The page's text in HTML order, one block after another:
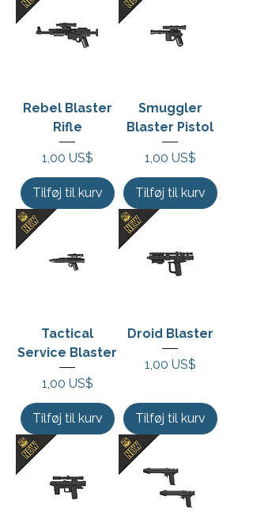
Rebel Blaster
Rifle
Pris
1,00 US$
Tilføj til kurv
Smuggler
Blaster Pistol
Pris
1,00 US$
Tilføj til kurv
Tactical
Service Blaster
Pris
1,00 US$
Tilføj til kurv
Droid Blaster
Pris
1,00 US$
Tilføj til kurv